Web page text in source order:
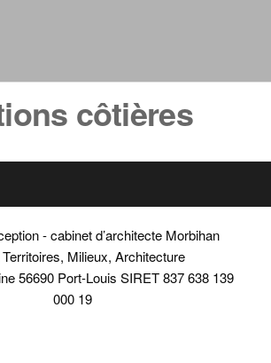
côtières
- cabinet d’architecte Morbihan
Milieux, Architecture
56690 Port-Louis SIRET 837 638 139
000 19